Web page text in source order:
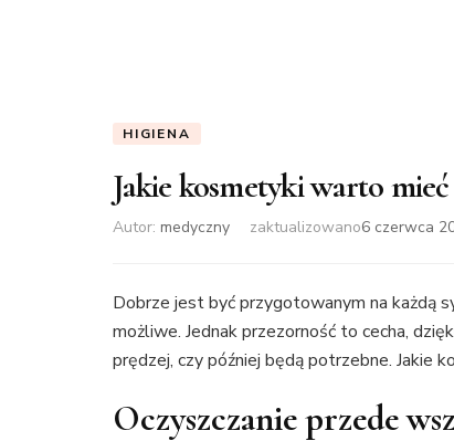
HIGIENA
Jakie kosmetyki warto mieć
Autor: medyczny zaktualizowano6 czerwca
Dobrze jest być przygotowanym na każdą
możliwe. Jednak przezorność to cecha,
prędzej, czy później będą potrzebne. Jakie
Oczyszczanie przede